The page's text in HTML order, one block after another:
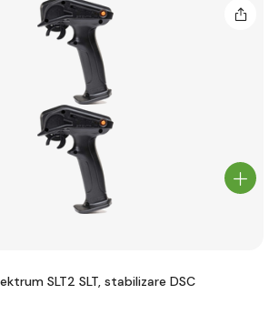
SLT2 SLT, stabilizare DSC